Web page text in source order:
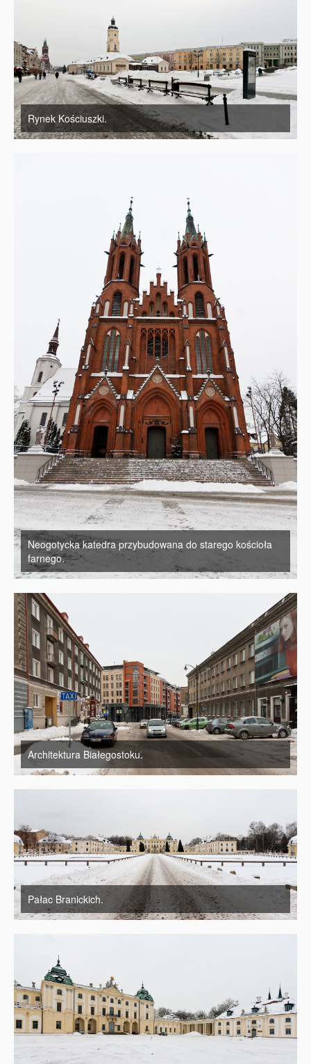
Rynek Kościuszki.
Neogotycka katedra przybudowana do starego kościoła
farnego.
Architektura Białegostoku.
Pałac Branickich.